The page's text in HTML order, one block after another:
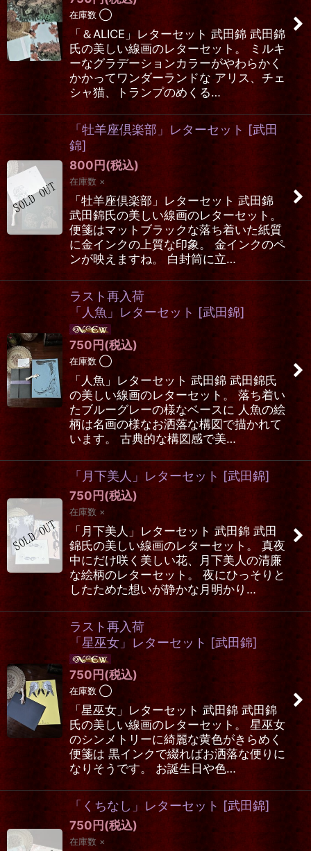
在庫数 ◯
「＆ALICE」レターセット 武田錦 武田錦
氏の美しい線画のレターセット。 ミルキ
ーなグラデーションカラーがやわらかく
かかってワンダーランドな アリス、チェ
シャ猫、トランプのめくる…
「牡羊座倶楽部」レターセット [武田
錦]
800円(税込)
在庫数 ×
「牡羊座倶楽部」レターセット 武田錦
武田錦氏の美しい線画のレターセット。
便箋はマットブラックな落ち着いた紙質
に金インクの上質な印象。 金インクのペ
ンが映えますね。 白封筒に立…
ラスト再入荷
「人魚」レターセット [武田錦]
750円(税込)
在庫数 ◯
「人魚」レターセット 武田錦 武田錦氏
の美しい線画のレターセット。 落ち着い
たブルーグレーの様なベースに 人魚の絵
柄は名画の様なお洒落な構図で描かれて
います。 古典的な構図感で美…
「月下美人」レターセット [武田錦]
750円(税込)
在庫数 ×
「月下美人」レターセット 武田錦 武田
錦氏の美しい線画のレターセット。 真夜
中にだけ咲く美しい花、月下美人の清廉
な絵柄のレターセット。 夜にひっそりと
したためた想いが静かな月明かり…
ラスト再入荷
「星巫女」レターセット [武田錦]
750 円 (税込)
在庫数 ◯
「星巫女」レターセット 武田錦 武田錦
氏の美しい線画のレターセット。 星巫女
のシンメトリーに綺麗な黄色がきらめく
便箋は 黒インクで綴ればお洒落な便りに
なりそうです。 お誕生日や色…
「くちなし」レターセット [武田錦]
750 円 (税込)
在庫数 ×